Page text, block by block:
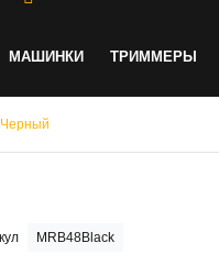
МАШИНКИ ТРИММЕРЫ
Черный
MRB48Black